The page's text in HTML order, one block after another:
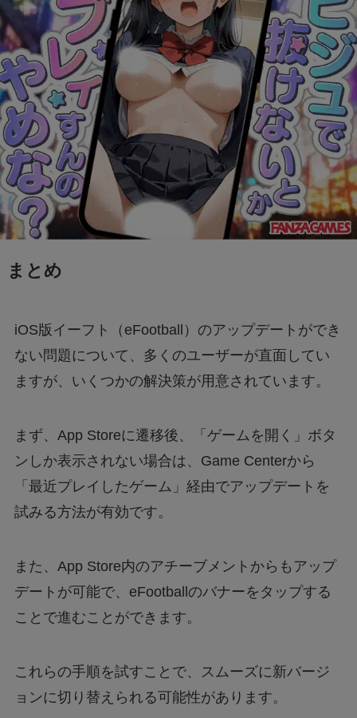
まとめ
iOS版イーフト（eFootball）のアップデートができ
ない問題について、多くのユーザーが直面してい
ますが、いくつかの解決策が用意されています。
まず、App Storeに遷移後、「ゲームを開く」ボタ
ンしか表示されない場合は、Game Centerから
「最近プレイしたゲーム」経由でアップデートを
試みる方法が有効です。
また、App Store内のアチーブメントからもアップ
デートが可能で、eFootballのバナーをタップする
ことで進むことができます。
これらの手順を試すことで、スムーズに新バージ
ョンに切り替えられる可能性があります。